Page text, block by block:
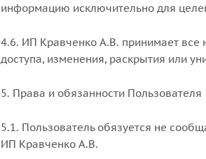
информацию исключительно для
4.6. ИП Кравченко А.В. принимает
доступа, изменения, раскрытия или
5. Права и обязанности Пользователя
5.1. Пользователь обязуется не
ИП Кравченко А.В.